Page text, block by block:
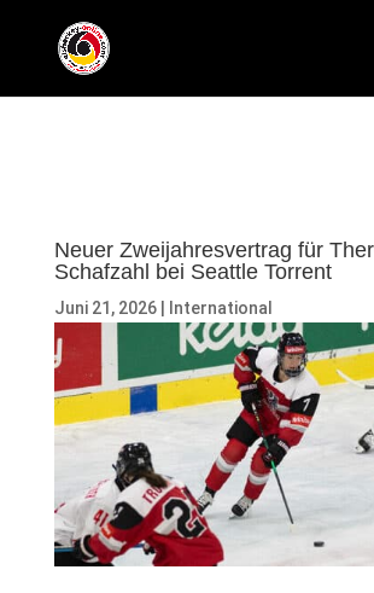
Neuer Zweijahresvertrag für
Schafzahl bei Seattle Torrent
Juni 21, 2026| International